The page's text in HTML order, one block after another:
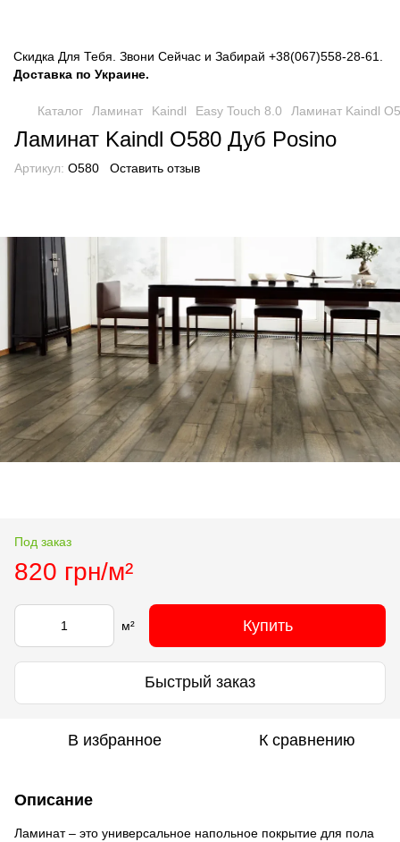
Скидка Для Тебя. Звони Сейчас и Забирай +38(067)558-28-61
Доставка по Украине.
Каталог Ламинат Kaindl Easy Touch 8.0 Ламинат Kaindl
Ламинат Kaindl O580 Дуб Posino
Артикул: O580 Оставить отзыв
Под заказ
820 грн/м²
м² Купить
Быстрый заказ
В избранное К сравнению
Описание
Ламинат – это универсальное напольное покрытие для пола